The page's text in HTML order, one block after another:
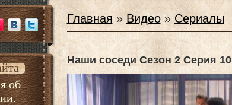
об
Главная »Видео» Сериалы
Наши соседи Сезон 2 Серия 10